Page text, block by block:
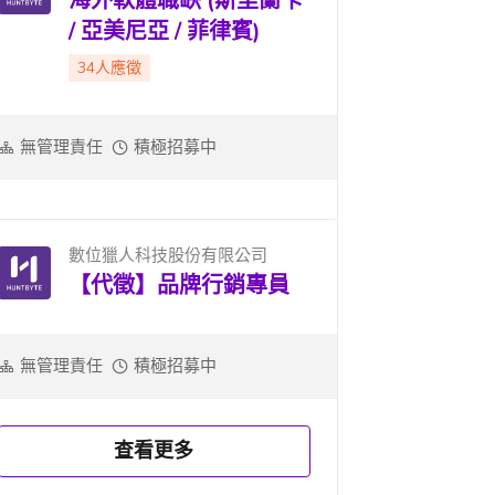
/ 亞美尼亞 / 菲律賓)
34人應徵
無管理責任 積極招募中
數位獵人科技股份有限公司
【代徵】品牌行銷專員
無管理責任 積極招募中
查看更多